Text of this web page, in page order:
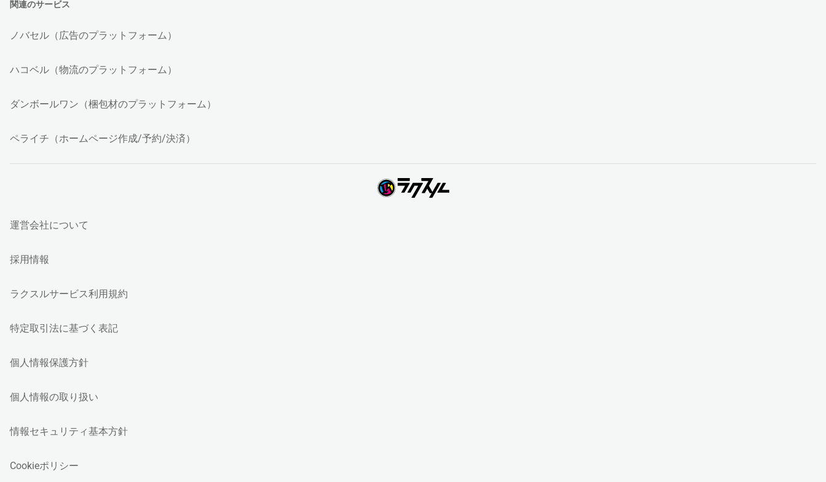
関連のサービス
ノバセル（広告のプラットフォーム）
ハコベル（物流のプラットフォーム）
ダンボールワン（梱包材のプラットフォーム）
ペライチ（ホームページ作成/予約/決済）
運営会社について
採用情報
ラクスルサービス利用規約
特定取引法に基づく表記
個人情報保護方針
個人情報の取り扱い
情報セキュリティ基本方針
Cookieポリシー